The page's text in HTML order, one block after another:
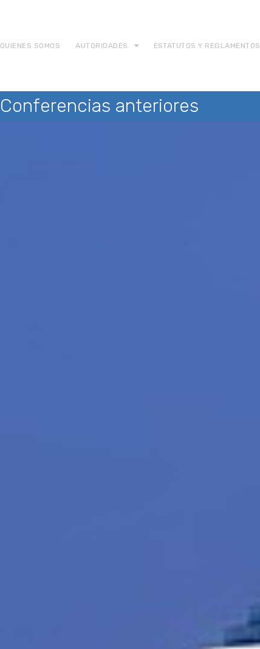
QUIENES SOMOS AUTORIDADES ESTATUTOS Y REGLAMENTOS
Conferencias anteriores